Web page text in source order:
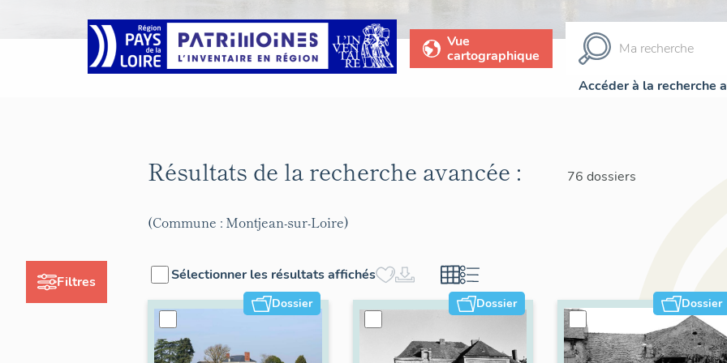
Vue
cartographique
Accéder à la recherche
Filtres
Résultats de la recherche avancée : 76 dossiers
(Commune : Montjean-sur-Loire)
Sélectionner les résultats affichés
Dossier Dossier Dossier